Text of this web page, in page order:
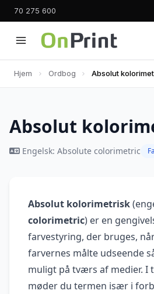
70 275 600
Hjem Ordbog Absolut
Absolut
Engelsk: Absolute colorimetric
Absolut kolorimetrisk
colorimetric) er en
farvestyring, der bruges,
farvernes målte udseende
muligt på tværs af medier. I
møder du termen især i